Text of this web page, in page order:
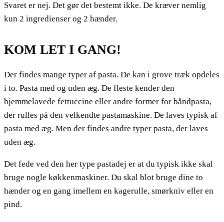
Svaret er nej. Det gør det bestemt ikke. De kræver nemlig
kun 2 ingredienser og 2 hænder.
KOM LET I GANG!
Der findes mange typer af pasta. De kan i grove træk opdeles
i to. Pasta med og uden æg. De fleste kender den
hjemmelavede fettuccine eller andre former for båndpasta,
der rulles på den velkendte pastamaskine. De laves typisk af
pasta med æg. Men der findes andre typer pasta, der laves
uden æg.
Det fede ved den her type pastadej er at du typisk ikke skal
bruge nogle køkkenmaskiner. Du skal blot bruge dine to
hænder og en gang imellem en kagerulle, smørkniv eller en
pind.